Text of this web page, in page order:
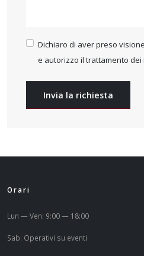
Dichiaro di aver preso
e autorizzo il trattamento dei
Invia la richiesta
Orari
Lun — Ven: 9:00 — 18:00
Sab: Operativi su eventi